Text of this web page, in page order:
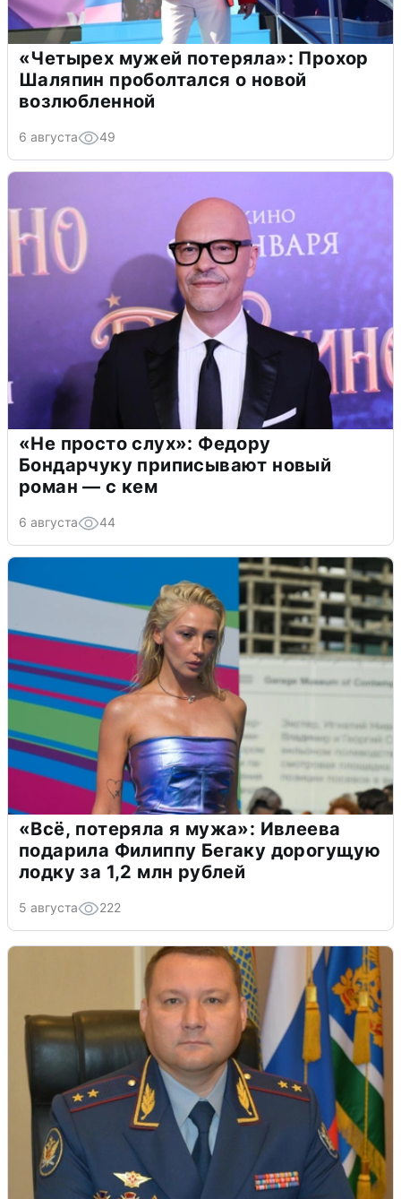
«Четырех мужей потеряла»: Прохор
Шаляпин проболтался о новой
возлюбленной
6 августа 49
«Не просто слух»: Федору
Бондарчуку приписывают новый
роман — с кем
6 августа 44
«Всё, потеряла я мужа»: Ивлеева
подарила Филиппу Бегаку дорогущую
лодку за 1,2 млн рублей
5 августа 222